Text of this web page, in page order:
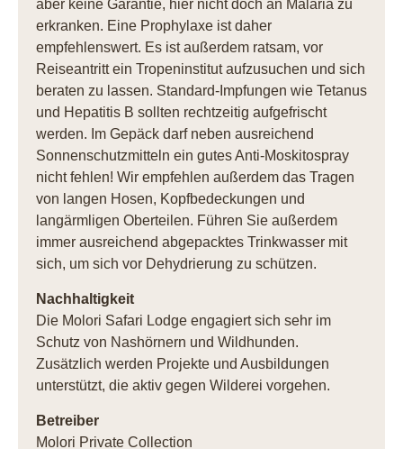
aber keine Garantie, hier nicht doch an Malaria zu
erkranken. Eine Prophylaxe ist daher
empfehlenswert. Es ist außerdem ratsam, vor
Reiseantritt ein Tropeninstitut aufzusuchen und sich
beraten zu lassen. Standard-Impfungen wie Tetanus
und Hepatitis B sollten rechtzeitig aufgefrischt
werden. Im Gepäck darf neben ausreichend
Sonnenschutzmitteln ein gutes Anti-Moskitospray
nicht fehlen! Wir empfehlen außerdem das Tragen
von langen Hosen, Kopfbedeckungen und
langärmligen Oberteilen. Führen Sie außerdem
immer ausreichend abgepacktes Trinkwasser mit
sich, um sich vor Dehydrierung zu schützen.
Nachhaltigkeit
Die Molori Safari Lodge engagiert sich sehr im
Schutz von Nashörnern und Wildhunden.
Zusätzlich werden Projekte und Ausbildungen
unterstützt, die aktiv gegen Wilderei vorgehen.
Betreiber
Molori Private Collection